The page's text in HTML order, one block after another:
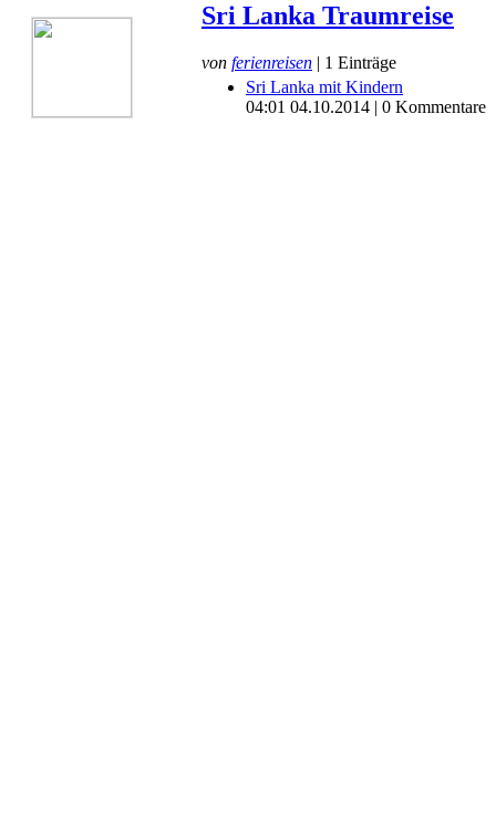
Sri Lanka Traumreise
von ferienreisen | 1 Einträge
Sri Lanka mit Kindern
04:01 04.10.2014 | 0 Kommentare